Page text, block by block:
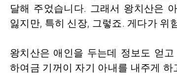
달해 주었습니다. 그래서 왕치산은
잃지만, 특히 신장, 그렇죠. 게다가 위
왕치산은 애인을 두는데 정보도 얻
하여금 기꺼이 자기 아내를 내주게